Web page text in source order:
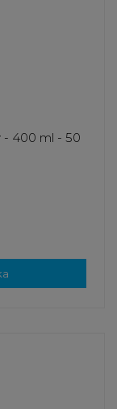
- 400 ml - 50